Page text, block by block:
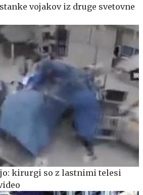
vojakov iz druge svetovne
kirurgi so z lastnimi telesi